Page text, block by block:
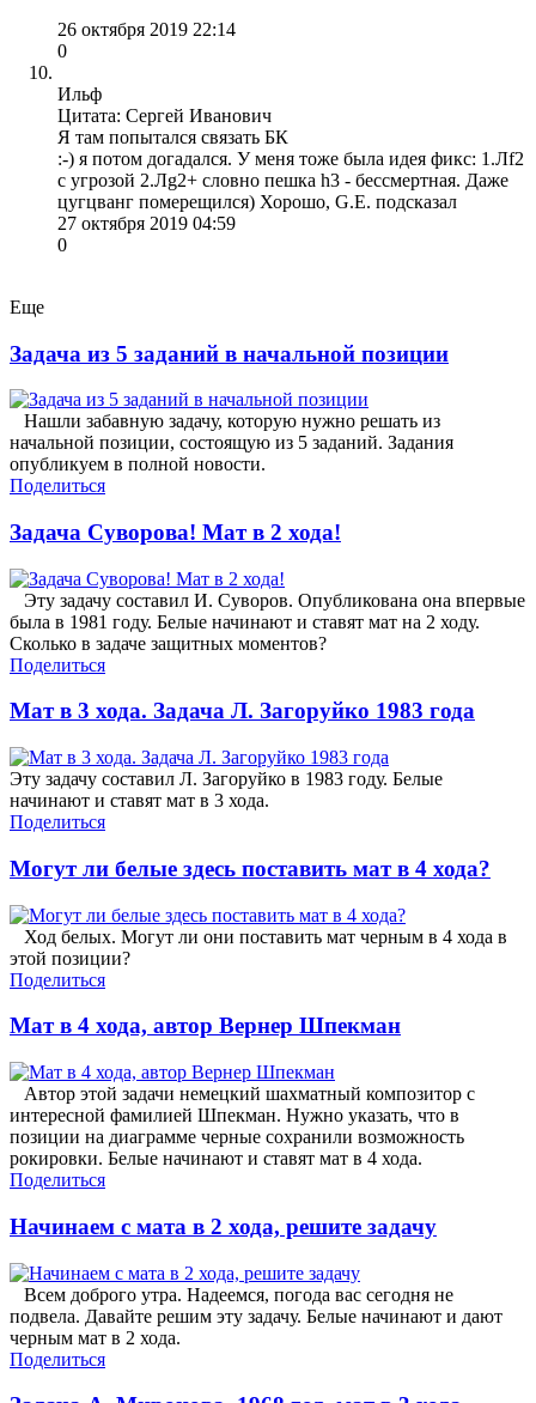
26 октября 2019 22:14
0
Ильф
Цитата: Сергей Иванович
Я там попытался связать БК
:-) я потом догадался. У меня тоже была идея фикс: 1.Лf2
с угрозой 2.Лg2+ словно пешка h3 - бессмертная. Даже
цугцванг померещился) Хорошо, G.E. подсказал
27 октября 2019 04:59
0
Еще
Задача из 5 заданий в начальной позиции
Нашли забавную задачу, которую нужно решать из
начальной позиции, состоящую из 5 заданий. Задания
опубликуем в полной новости.
Поделиться
Задача Суворова! Мат в 2 хода!
Эту задачу составил И. Суворов. Опубликована она впервые
была в 1981 году. Белые начинают и ставят мат на 2 ходу.
Сколько в задаче защитных моментов?
Поделиться
Мат в 3 хода. Задача Л. Загоруйко 1983 года
Эту задачу составил Л. Загоруйко в 1983 году. Белые
начинают и ставят мат в 3 хода.
Поделиться
Могут ли белые здесь поставить мат в 4 хода?
Ход белых. Могут ли они поставить мат черным в 4 хода в
этой позиции?
Поделиться
Мат в 4 хода, автор Вернер Шпекман
Автор этой задачи немецкий шахматный композитор с
интересной фамилией Шпекман. Нужно указать, что в
позиции на диаграмме черные сохранили возможность
рокировки. Белые начинают и ставят мат в 4 хода.
Поделиться
Начинаем с мата в 2 хода, решите задачу
Всем доброго утра. Надеемся, погода вас сегодня не
подвела. Давайте решим эту задачу. Белые начинают и дают
черным мат в 2 хода.
Поделиться